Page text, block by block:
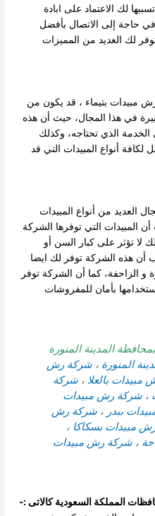
لك الاعتماد على ابادة
حاجة إلى الاتصال بأفضل
لك العديد من المميزات
مبيدات بتيماء ، قد يكون من
في هذا المجال، حيث أن هذه
الذي تحتاجه، وكذلك
لكافة أنواع المبيدات التي قد
العديد من أنواع المبيدات
المبيدات التي توفرها الشركة
لا تؤثر على كبار السن أو
أن هذه الشركة توفر لك ايضا
الزاحفة، كما أن الشركة توفر
بأمان للمفروشات
المدينة المنورة
المنورة ،شركة رش
بالعلا ، شركة
،شركة رش مبيدات
ببدر ،شركة رش
مبيدات بسكاكا ،
، شركة رش مبيدات
المملكة السعودية كالاتى :-